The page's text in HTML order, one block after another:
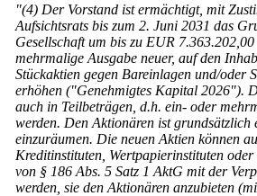
"(4) Der Vorstand ist ermächtigt, mit
Aufsichtsrats bis zum 2. Juni 2031 das
Gesellschaft um bis zu EUR
mehrmalige Ausgabe neuer, auf den
Stückaktien gegen Bareinlagen und/oder
erhöhen ("Genehmigtes Kapital 2026").
auch in Teilbeträgen, d.h. ein- oder
werden. Den Aktionären ist grundsätzlich
einzuräumen. Die neuen Aktien können
Kreditinstituten, Wertpapierinstituten
von § 186 Abs. 5 Satz 1 AktG mit der
werden, sie den Aktionären anzubieten